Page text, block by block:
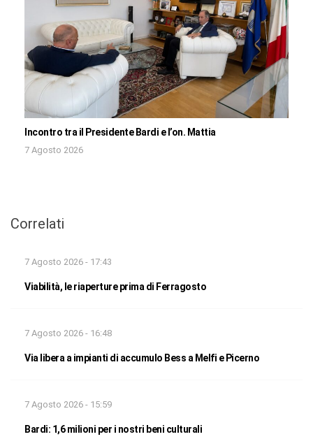
Incontro tra il Presidente Bardi e l’on. Mattia
7 Agosto 2026
Correlati
7 Agosto 2026 - 17:43
Viabilità, le riaperture prima di Ferragosto
7 Agosto 2026 - 16:48
Via libera a impianti di accumulo Bess a Melfi e Picerno
7 Agosto 2026 - 15:59
Bardi: 1,6 milioni per i nostri beni culturali